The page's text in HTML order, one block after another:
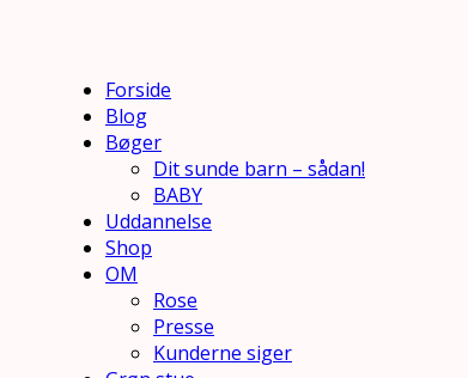
Forside
Blog
Bøger
Dit sunde barn – sådan!
BABY
Uddannelse
Shop
OM
Rose
Presse
Kunderne siger